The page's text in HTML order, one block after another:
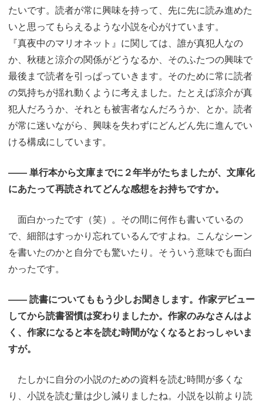
たいです。読者が常に興味を持って、先に先に読み進めた
いと思ってもらえるような小説を心がけています。
『真夜中のマリオネット』に関しては、誰が真犯人なの
か、秋穂と涼介の関係がどうなるか、そのふたつの興味で
最後まで読者を引っぱっていきます。そのために常に読者
の気持ちが揺れ動くように考えました。たとえば涼介が真
犯人だろうか、それとも被害者なんだろうか、とか。読者
が常に迷いながら、興味を失わずにどんどん先に進んでい
ける構成にしています。
―― 単行本から文庫までに２年半がたちましたが、文庫化
にあたって再読されてどんな感想をお持ちですか。
面白かったです（笑）。その間に何作も書いているの
で、細部はすっかり忘れているんですよね。こんなシーン
を書いたのかと自分でも驚いたり。そういう意味でも面白
かったです。
―― 読書についてももう少しお聞きします。作家デビュー
してから読書習慣は変わりましたか。作家のみなさんはよ
く、作家になると本を読む時間がなくなるとおっしゃいま
すが。
たしかに自分の小説のための資料を読む時間が多くな
り、小説を読む量は少し減りましたね。小説を以前より読